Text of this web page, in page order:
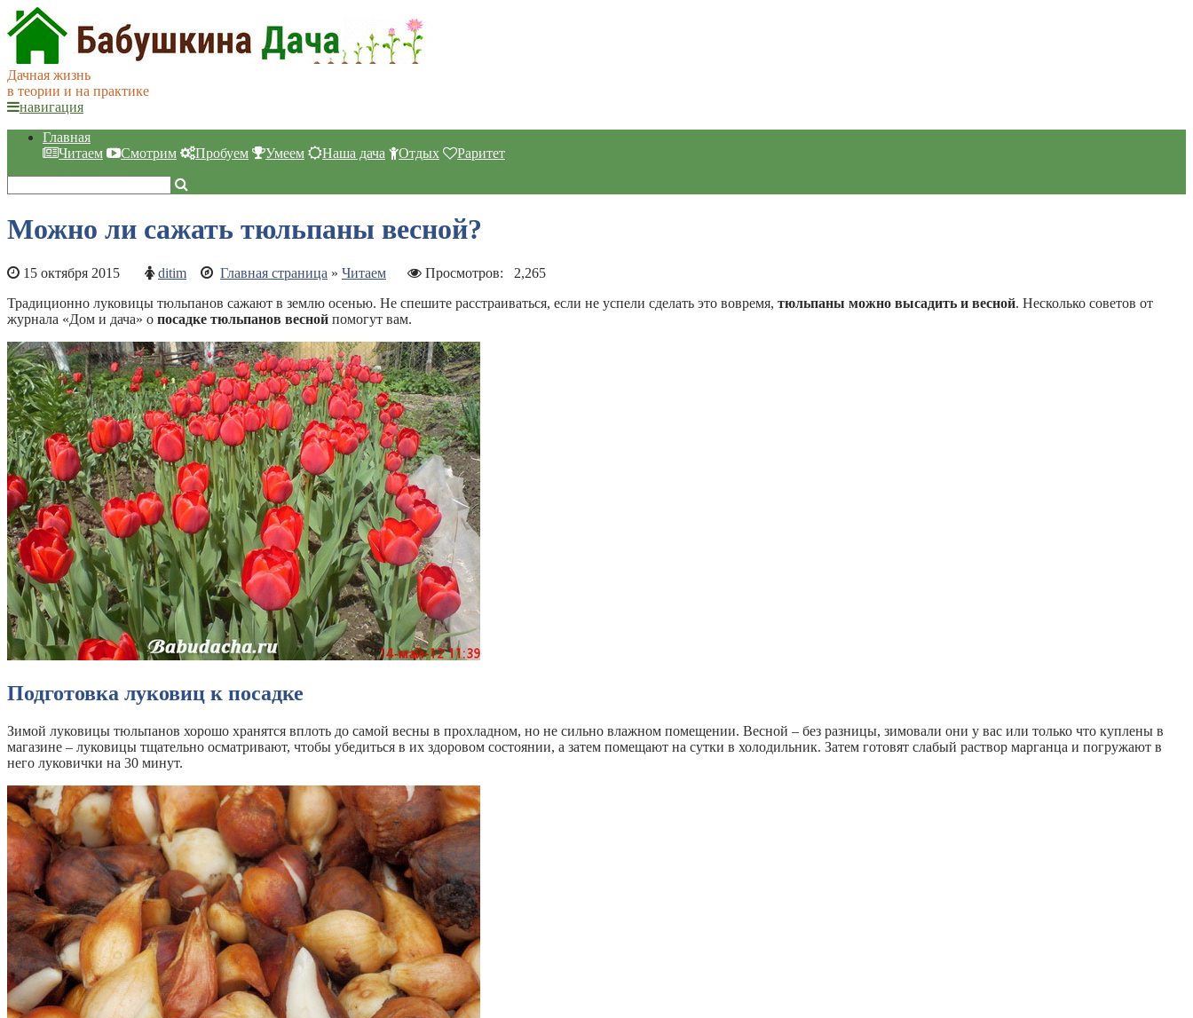
Дачная жизнь
в теории и на практике
навигация
Главная
Читаем
Смотрим Пробуем Умеем Наша дача Отдых Раритет
Можно ли сажать тюльпаны весной?
15 октября 2015 ditim Главная страница » Читаем Просмотров: 2,265
Традиционно луковицы тюльпанов сажают в землю осенью. Не спешите расстраиваться, если не успели сделать это вовремя, тюльпаны можно высадить и весной. Несколько советов от
журнала «Дом и дача» о посадке тюльпанов весной помогут вам.
Подготовка луковиц к посадке
Зимой луковицы тюльпанов хорошо хранятся вплоть до самой весны в прохладном, но не сильно влажном помещении. Весной – без разницы, зимовали они у вас или только что куплены в
магазине – луковицы тщательно осматривают, чтобы убедиться в их здоровом состоянии, а затем помещают на сутки в холодильник. Затем готовят слабый раствор марганца и погружают в
него луковички на 30 минут.